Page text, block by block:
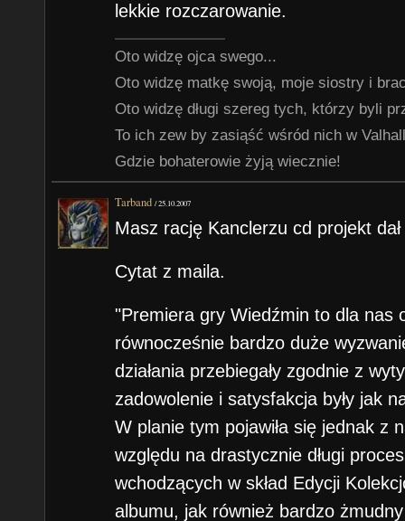
lekkie rozczarowanie.
Oto widzę ojca swego...
Oto widzę matkę swoją, moje siostry i
Oto widzę długi szereg tych, którzy byli
To ich zew by zasiąść wśród nich w
Gdzie bohaterowie żyją wiecznie!
Tarband /25.10.2007
Masz rację Kanclerzu cd projekt
Cytat z maila.
"Premiera gry Wiedźmin to dla nas
równocześnie bardzo duże
działania przebiegały zgodnie z
zadowolenie i satysfakcja były jak
W planie tym pojawiła się jednak z
względu na drastycznie długi
wchodzących w skład Edycji
albumu, jak również bardzo